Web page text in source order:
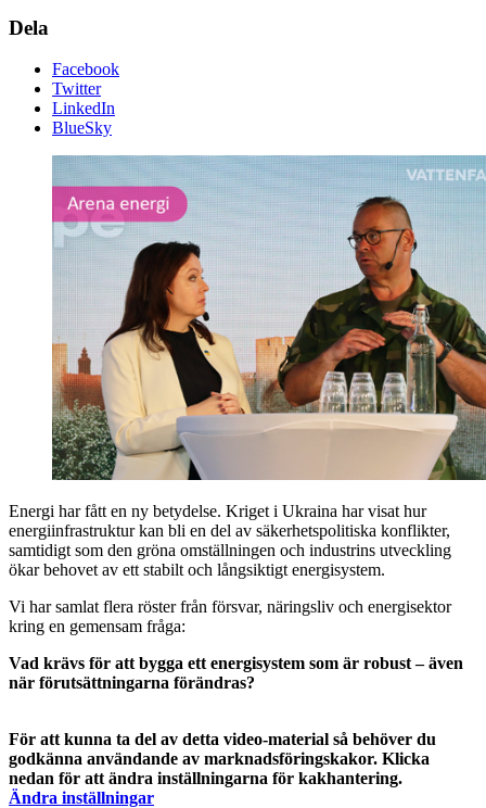
Dela
Facebook
Twitter
LinkedIn
BlueSky
Energi har fått en ny betydelse. Kriget i Ukraina har visat hur
energiinfrastruktur kan bli en del av säkerhetspolitiska konflikter,
samtidigt som den gröna omställningen och industrins utveckling
ökar behovet av ett stabilt och långsiktigt energisystem.
Vi har samlat flera röster från försvar, näringsliv och energisektor
kring en gemensam fråga:
Vad krävs för att bygga ett energisystem som är robust – även
när förutsättningarna förändras?
För att kunna ta del av detta video-material så behöver du
godkänna användande av marknadsföringskakor. Klicka
nedan för att ändra inställningarna för kakhantering.
Ändra inställningar